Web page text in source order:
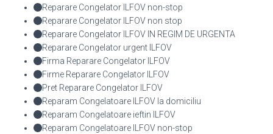
Reparare Congelator ILFOV non-stop
Reparare Congelator ILFOV non stop
Reparare Congelator ILFOV IN REGIM DE URGENTA
Reparare Congelator urgent ILFOV
Firma Reparare Congelator ILFOV
Firme Reparare Congelator ILFOV
Pret Reparare Congelator ILFOV
Reparam Congelatoare ILFOV la domiciliu
Reparam Congelatoare ieftin ILFOV
Reparam Congelatoare ILFOV non-stop